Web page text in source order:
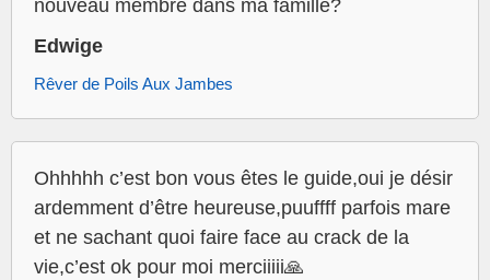
nouveau membre dans ma famille?
Edwige
Rêver de Poils Aux Jambes
Ohhhhh c’est bon vous êtes le guide,oui je désir
ardemment d’être heureuse,puuffff parfois mare
et ne sachant quoi faire face au crack de la
vie,c’est ok pour moi merciiiii🙏